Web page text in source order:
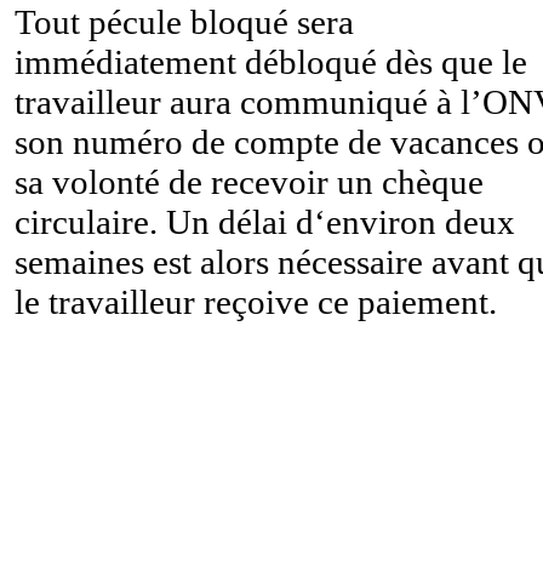
Tout pécule bloqué sera
immédiatement débloqué dès que le
travailleur aura communiqué à
son numéro de compte de vacances
sa volonté de recevoir un chèque
circulaire. Un délai d‘environ deux
semaines est alors nécessaire avant
le travailleur reçoive ce paiement.